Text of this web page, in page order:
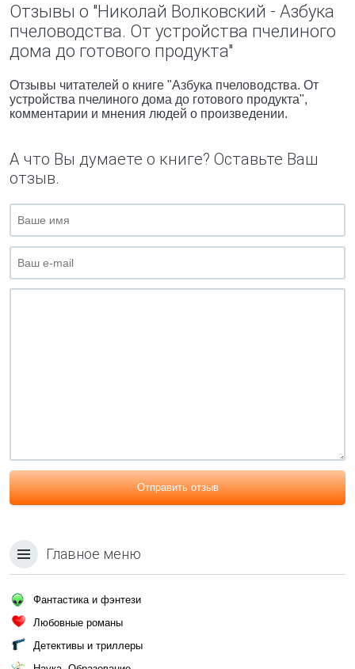
Отзывы о "Николай Волковский - Азбука
пчеловодства. От устройства пчелиного
дома до готового продукта"
Отзывы читателей о книге "Азбука пчеловодства. От
устройства пчелиного дома до готового продукта",
комментарии и мнения людей о произведении.
А что Вы думаете о книге? Оставьте Ваш
отзыв.
Отправить отзыв
Главное меню
Фантастика и фэнтези
Любовные романы
Детективы и триллеры